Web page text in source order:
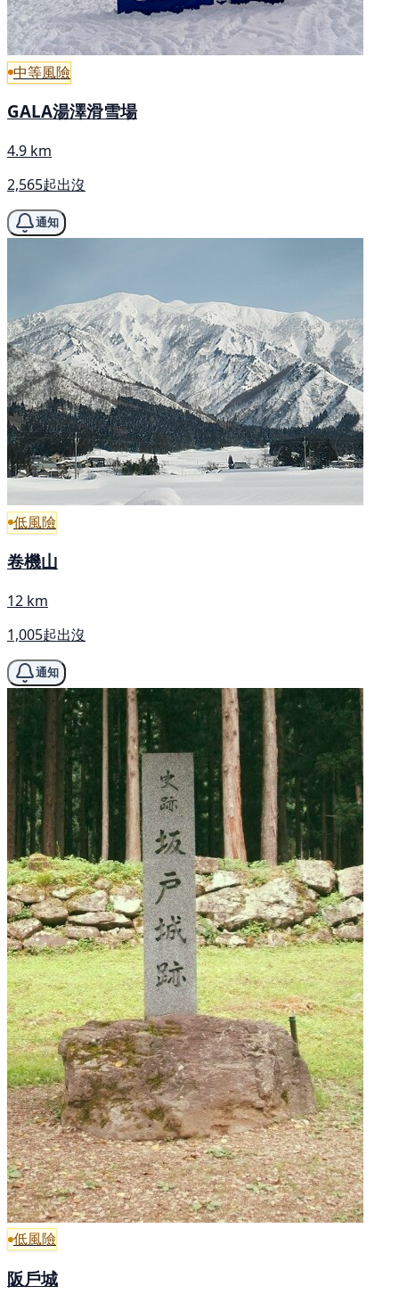
中等風險
GALA湯澤滑雪場
4.9 km
2,565起出沒
通知
低風險
卷機山
12 km
1,005起出沒
通知
低風險
阪戶城